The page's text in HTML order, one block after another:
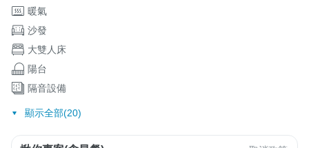
暖氣
沙發
大雙人床
陽台
隔音設備
顯示全部(20)